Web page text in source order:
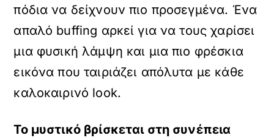
πόδια να δείχνουν πιο προσεγμένα. Ένα
απαλό buffing αρκεί για να τους χαρίσει
μια φυσική λάμψη και μια πιο φρέσκια
εικόνα που ταιριάζει απόλυτα με κάθε
καλοκαιρινό look.
Το μυστικό βρίσκεται στη συνέπεια